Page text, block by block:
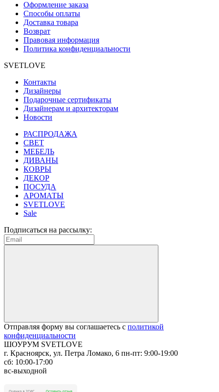
Оформление заказа
Способы оплаты
Доставка товара
Возврат
Правовая информация
Политика конфиденциальности
SVETLOVE
Контакты
Дизайнеры
Подарочные сертификаты
Дизайнерам и архитекторам
Новости
РАСПРОДАЖА
CВЕТ
МЕБЕЛЬ
ДИВАНЫ
КОВРЫ
ДЕКОР
ПОСУДА
АРОМАТЫ
SVETLOVE
Sale
Подписаться на рассылку:
Отправляя форму вы соглашаетесь с политикой
конфиденциальности
ШОУРУМ SVETLOVE
г. Красноярск, ул. Петра Ломако, 6 пн-пт: 9:00-19:00
сб: 10:00-17:00
вс-выходной